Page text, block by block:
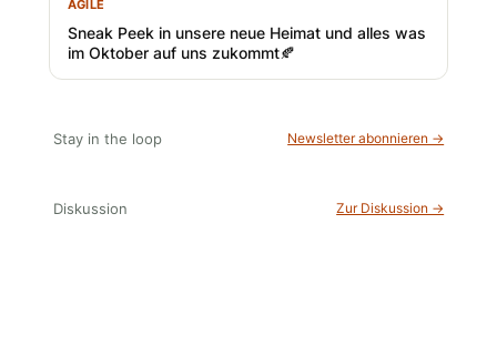
AGILE
Sneak Peek in unsere neue Heimat und alles was
im Oktober auf uns zukommt🍂
Stay in the loop Newsletter abonnieren →
Diskussion Zur Diskussion →